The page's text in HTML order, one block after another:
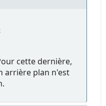
cette dernière,
arrière plan n'est